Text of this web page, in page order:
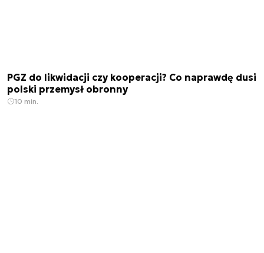
PGZ do likwidacji czy kooperacji? Co naprawdę dusi
polski przemysł obronny
10 min.